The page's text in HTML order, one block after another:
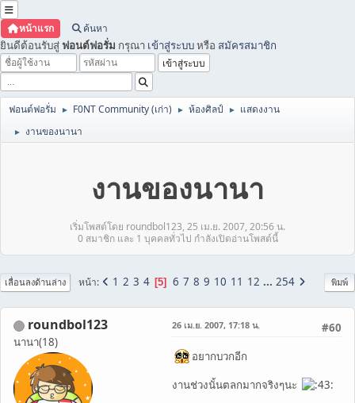
หน้าแรก ค้นหา
ยินดีต้อนรับสู่ ฟอนต์ฟอรั่ม กรุณา เข้าสู่ระบบหรือ สมัครสมาชิก
ฟอนต์ฟอรั่ม ► F0NT Community (เก่า) ► ห้องศิลป์ ► แสดงงาน
► งานของนานา
งานของนานา
เริ่มโพสต์โดย roundbol123, 25 เม.ย. 2007, 20:56 น.
0 สมาชิก และ 1 บุคคลทั่วไป กำลังเปิดอ่านโพสต์นี้
พิมพ์
เลื่อนลงด้านล่าง หน้า 1 2 3 4 5 6 7 8 9 10 11 12 ... 254
roundbol123
นานา(18)
#60
26 เม.ย. 2007, 17:18 น.
อยากบวกอีก
งานช่วงนั้นตลกมากจริงๆนะ